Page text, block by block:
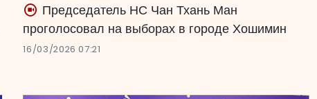
Председатель НС Чан Тхань Ман
проголосовал на выборах в городе Хошимин
16/03/2026 07:21